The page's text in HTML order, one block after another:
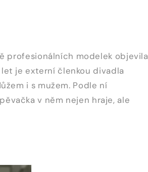
profesionálních modelek objevila
je externí členkou divadla
i s mužem. Podle ní
v něm nejen hraje, ale